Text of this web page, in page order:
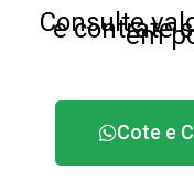
Consulte
e contrate
em
Cote e